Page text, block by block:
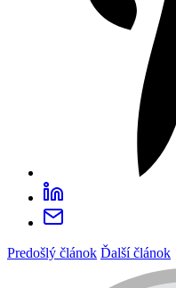
Predošlý článok Ďalší článok